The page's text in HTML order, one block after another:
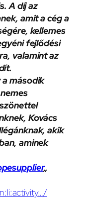
A díj az
amit a cég a
kellemes
fejlődési
valamint az
második
Kovács
akik
aminek
„